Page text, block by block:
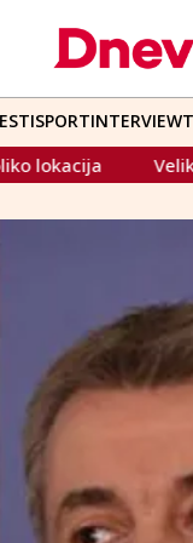
SPORTINTERVIEW
pobjeda Barcelone